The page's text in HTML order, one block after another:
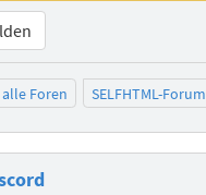
alle Foren SELFHTML-Forum